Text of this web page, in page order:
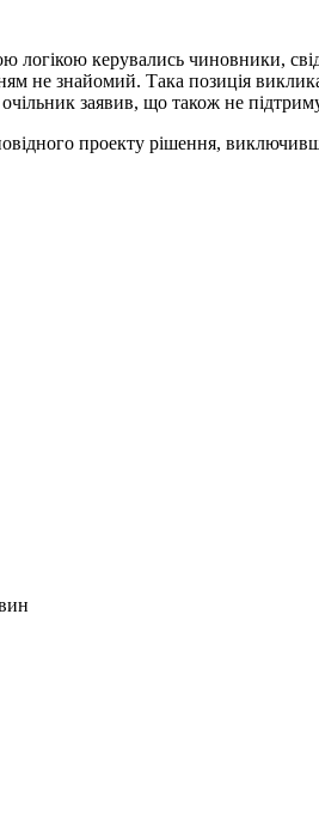
логікою керувались чиновники,
не знайомий. Така позиція
заявив, що також не
проекту рішення,